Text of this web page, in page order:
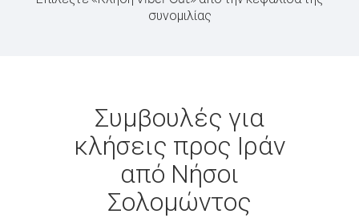
συνομιλίας
Συμβουλές για
κλήσεις προς Ιράν
από Νήσοι
Σολομώντος